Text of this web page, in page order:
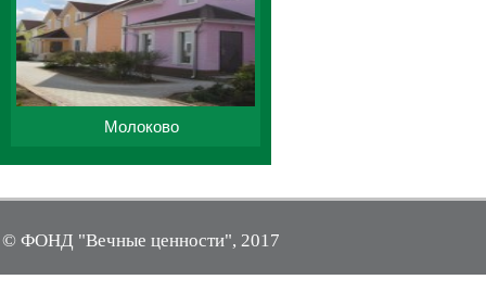
Молоково
© ФОНД "Вечные ценности", 2017